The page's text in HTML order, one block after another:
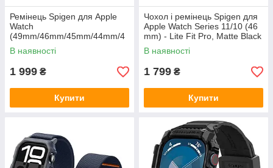
Ремінець Spigen для Apple
Watch
(49mm/46mm/45mm/44mm/4
2mm) - DuraPro Armor, Navy
Blue (AMP09103)
В наявності
1 999 ₴
Купити
Чохол і ремінець Spigen для
Apple Watch Series 11/10 (46
mm) - Lite Fit Pro, Matte Black
(ACS08609)
В наявності
1 799 ₴
Купити